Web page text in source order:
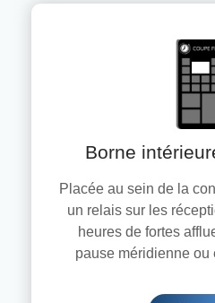
Borne
Placée au sein de la
un relais sur les
heures de fortes
pause méridienne ou